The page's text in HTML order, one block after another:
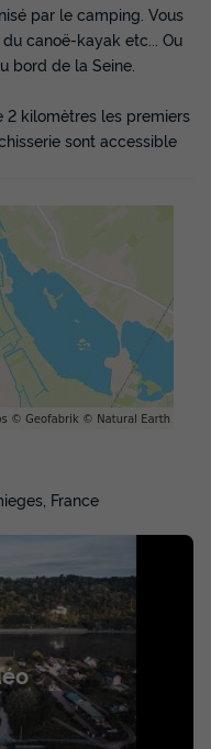
par le camping. Vous
canoë-kayak etc... Ou
bord de la Seine.
2 kilomètres les premiers
sont accessible
France